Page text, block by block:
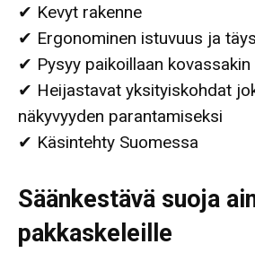
✔ Kevyt rakenne
✔ Ergonominen istuvuus ja
✔ Pysyy paikoillaan kovassakin
✔ Heijastavat yksityiskohdat
näkyvyyden parantamiseksi
✔ Käsintehty Suomessa
Säänkestävä suoja
pakkaskeleille